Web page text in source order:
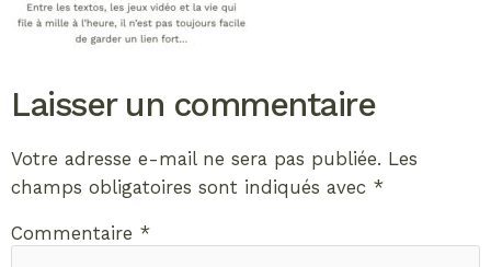
Laisser un commentaire
Votre adresse e-mail ne sera pas publiée. Les
champs obligatoires sont indiqués avec *
Commentaire *